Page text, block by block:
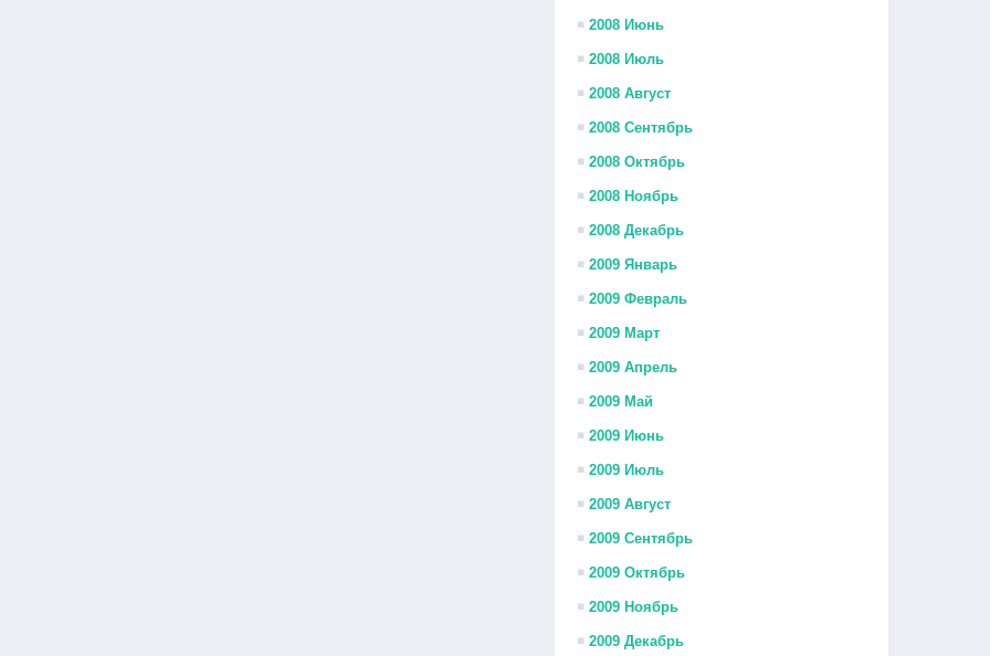
2008 Июнь
2008 Июль
2008 Август
2008 Сентябрь
2008 Октябрь
2008 Ноябрь
2008 Декабрь
2009 Январь
2009 Февраль
2009 Март
2009 Апрель
2009 Май
2009 Июнь
2009 Июль
2009 Август
2009 Сентябрь
2009 Октябрь
2009 Ноябрь
2009 Декабрь